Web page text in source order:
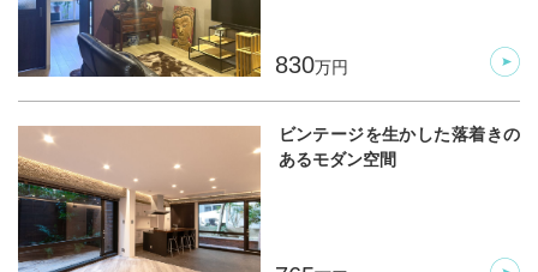
830万円
ビンテージを生かした落着きの
あるモダン空間